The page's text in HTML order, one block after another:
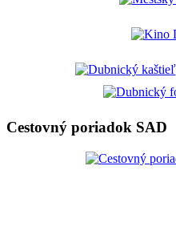
Cestovný poriadok SAD